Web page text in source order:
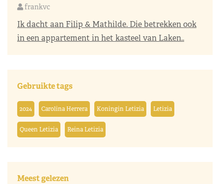
frankvc
Ik dacht aan Filip & Mathilde. Die betrekken ook
in een appartement in het kasteel van Laken..
Gebruikte tags
2024 Carolina Herrera Koningin Letizia Letizia
Queen Letizia Reina Letizia
Meest gelezen